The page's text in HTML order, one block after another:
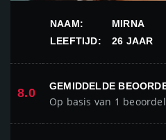
NAAM:
MIRNA
LEEFTIJD:
26 JAAR
8.0 GEMIDDELDE
Op basis van 1